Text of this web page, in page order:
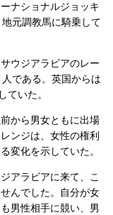
ナショナルジョッキ
元調教馬に騎乗して
ウジアラビアのレー
である。英国からは
ていた。
から男女ともに出場
ンジは、女性の権利
変化を示していた。
アラビアに来て、こ
んでした。自分が女
男性相手に競い、男